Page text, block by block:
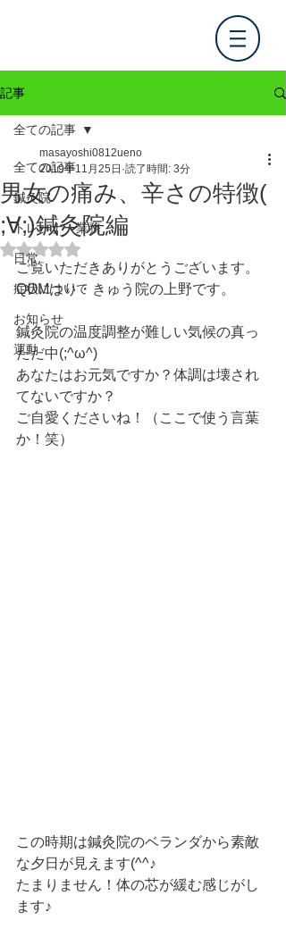
記事
全ての記事
鍼灸院
トレーナー業務
日常
症状について
お知らせ
運動
全ての記事
男女の痛み、辛さの特徴(
;∀;)鍼灸院編
masayoshi0812ueno
2019年11月25日 読了時間: 3分
5つ星のうちNaNと評価されています。
ご覧いただきありがとうございます。
QOMはり・きゅう院の上野です。
鍼灸院の温度調整が難しい気候の真っ
ただ中(;^ω^)
あなたはお元気ですか？体調は壊され
てないですか？
ご自愛くださいね！（ここで使う言葉
か！笑）
この時期は鍼灸院のベランダから素敵
な夕日が見えます(^^♪
たまりません！体の芯が緩む感じがし
ます♪